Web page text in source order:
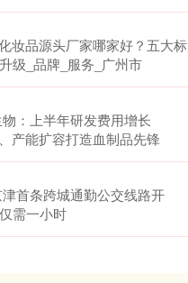
妆品源头厂家哪家好？五大标
级_品牌_服务_广州市
：上半年研发费用增长
产能扩容打造血制品先锋
首条跨城通勤公交线路开
需一小时